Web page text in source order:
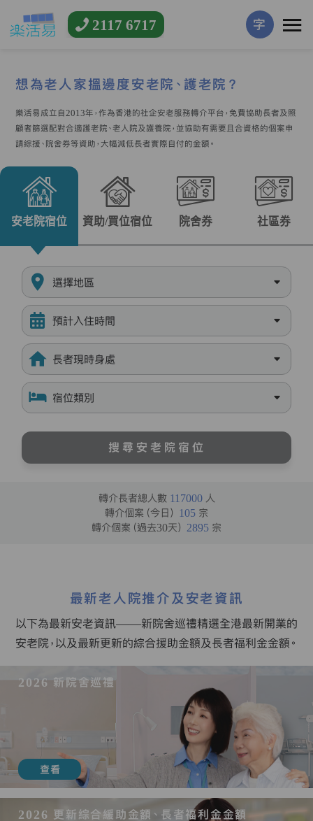
2117 6717 字
想為老人家搵邊度安老院、護老院？
樂活易成立自2013年，作為香港的社企安老服務轉介平台，免費協助長者及照
顧者篩選配對合適護老院、老人院及護養院，並協助有需要且合資格的個案申
請綜援、院舍券等資助，大幅減低長者實際自付的金額。
安老院宿位 資助/買位宿位 院舍券 社區券
選擇地區
預計入住時間
長者現時身處
宿位類別
搜尋安老院宿位
轉介長者總人數 117000人
轉介個案（今日）
105 宗
轉介個案（過去30天） 2895 宗
最新老人院推介及安老資訊
以下為最新安老資訊——新院舍巡禮精選全港最新開業的
安老院，以及最新更新的綜合援助金額及長者福利金金額。
2026 新院舍巡禮
查看
2026 更新綜合緩助金額、長者福利金金額